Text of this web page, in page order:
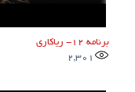
برنامه ۱۲- ریاکاری
2,301